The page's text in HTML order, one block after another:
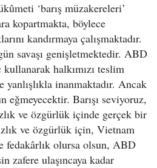
‘barış müzakereleri’
kopartmakta, böylece
kandırmaya çalışmaktadır.
savaşı genişletmektedir. ABD
halkımızı teslim
yanlışlıkla inanmaktadır. Ancak
eğmeyecektir. Barışı seviyoruz,
ve özgürlük içinde gerçek bir
ve özgürlük için, Vietnam
fedakârlık olursa olsun, ABD
zafere ulaşıncaya kadar